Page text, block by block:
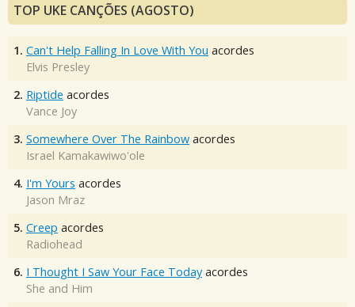
TOP UKE CANÇÕES (AGOSTO)
1. Can't Help Falling In Love With You acordes
Elvis Presley
2. Riptide acordes
Vance Joy
3. Somewhere Over The Rainbow acordes
Israel Kamakawiwo'ole
4. I'm Yours acordes
Jason Mraz
5. Creep acordes
Radiohead
6. I Thought I Saw Your Face Today acordes
She and Him